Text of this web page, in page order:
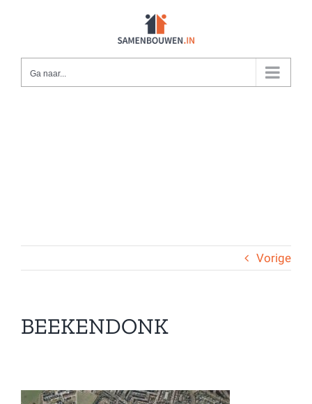
Ga naar...
Vorige
BEEKENDONK